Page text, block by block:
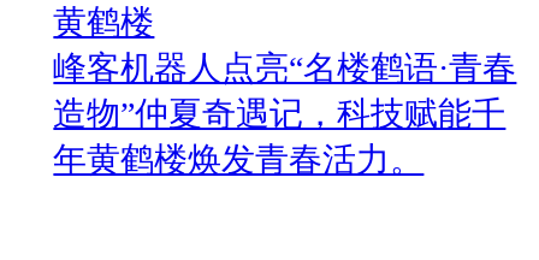
黄鹤楼
峰客机器人点亮“名楼鹤语·青春
造物”仲夏奇遇记，科技赋能千
年黄鹤楼焕发青春活力。